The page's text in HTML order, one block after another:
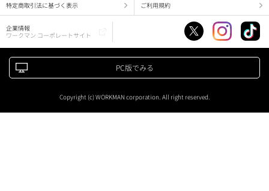
特定商取引法に基づく表示 ご利用規約
企業情報
ワークマン コーポレートサイト
PC版でみる
Copyright (c) WORKMAN corporation. All right reserved.